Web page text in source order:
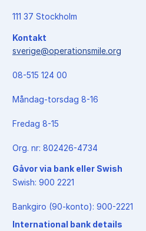
111 37 Stockholm
Kontakt
sverige@operationsmile.org
08-515 124 00
Måndag-torsdag 8-16
Fredag 8-15
Org. nr: 802426-4734
Gåvor via bank eller Swish
Swish: 900 2221
Bankgiro (90-konto): 900-2221
International bank details